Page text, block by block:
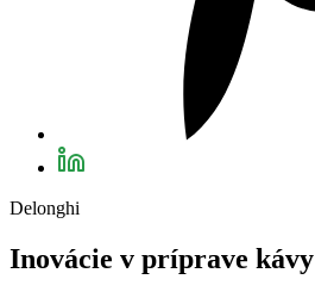
Delonghi
Inovácie v príprave kávy